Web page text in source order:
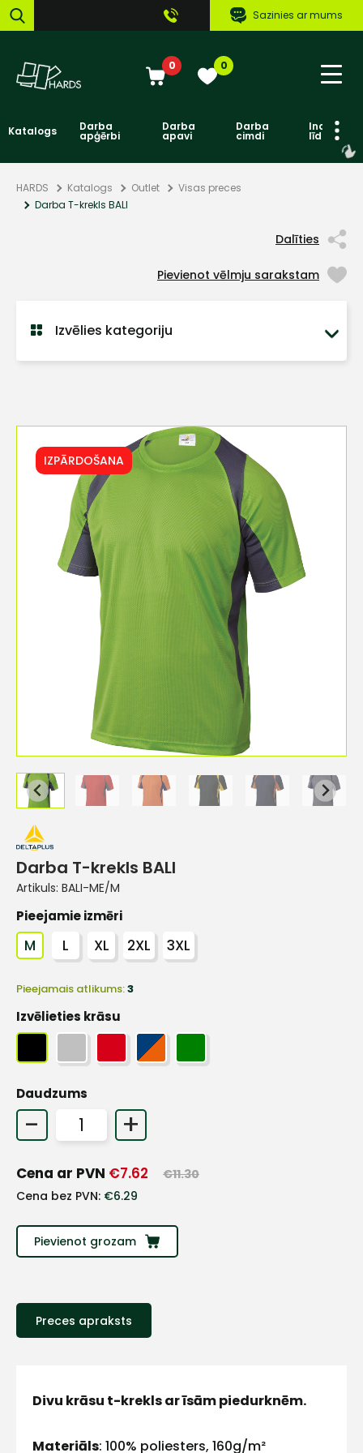
Sazinies ar mums
0 0
Katalogs Darba
apģērbi
Darba
apavi
Darba
cimdi līdzekļi
HARDS Katalogs Outlet
Visas preces
Darba T-krekls BALI
Dalīties
Pievienot vēlmju sarakstam
Izvēlies kategoriju
IZPĀRDOŠANA
Darba T-krekls BALI
Artikuls: BALI-ME/M
Pieejamie izmēri
M L XL 2XL 3XL
Pieejamais atlikums:3
Izvēlieties krāsu
Daudzums
- +
Cena ar PVN €7.62 €11.30
Cena bez PVN: €6.29
Pievienot grozam
Preces apraksts
Divu krāsu t-krekls ar īsām piedurknēm.
Materiāls: 100% poliesters, 160g/m²
Sazinies
E-pasts
+